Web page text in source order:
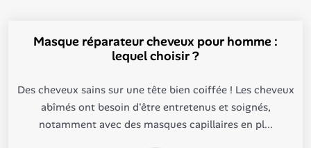
Masque réparateur cheveux pour homme :
lequel choisir ?
Des cheveux sains sur une tête bien coiffée ! Les cheveux
abîmés ont besoin d'être entretenus et soignés,
notamment avec des masques capillaires en pl...